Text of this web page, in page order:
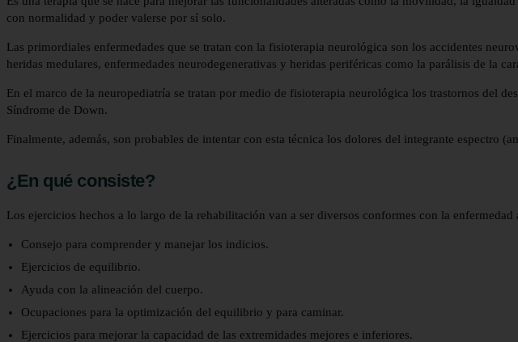
con normalidad y poder valerse por sí solo.
Las primordiales enfermedades que se tratan con la fisioterapia neurológica son los accidentes
heridas medulares, enfermedades neurodegenerativas y heridas periféricas como la parálisis de la
En el marco de la neuropediatría se tratan por medio de fisioterapia neurológica los trastornos del
Síndrome de Down.
Finalmente, además, son probables de intentar con esta técnica los dolores del integrante espectro
¿En qué consiste?
Los ejercicios hechos a lo largo de la rehabilitación van a ser diversos conformes con la
Consejo para comprender y manejar los indicios.
Ejercicios de equilibrio.
Ayuda con la alineación del cuerpo.
Ocupaciones para la optimización del equilibrio y para caminar.
Ejercicios para mejorar la capacidad de las extremidades mejores e inferiores.